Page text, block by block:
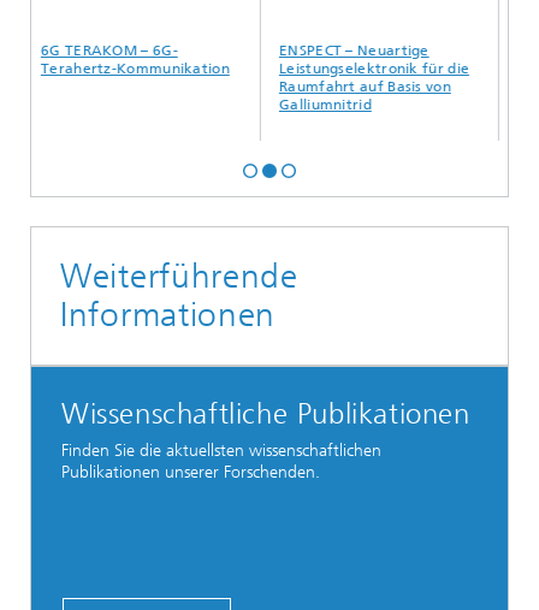
TERAKOM – 6G-
Kommunikation
ENSPECT – Neuartige
Leistungselektronik für die
Raumfahrt auf Basis von
Galliumnitrid
Weiterführende
Informationen
Wissenschaftliche Publikationen
Finden Sie die aktuellsten wissenschaftlichen
Publikationen unserer Forschenden.